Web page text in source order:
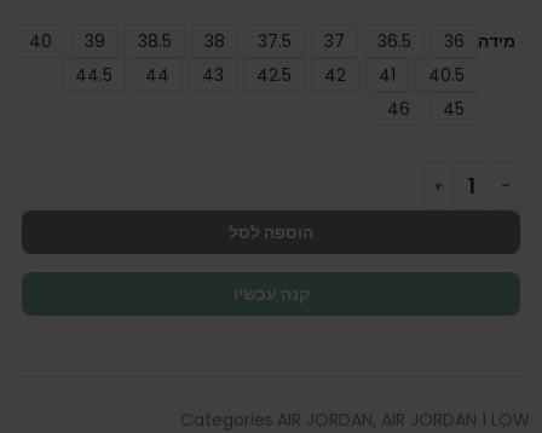
מידה 36
36.5
37
37.5
38
38.5
39
40
40.5
41
42
42.5
43
44
44.5
45
46
הוספה לסל
קנה עכשיו
Categories AIR JORDAN, AIR JORDAN 1 LOW